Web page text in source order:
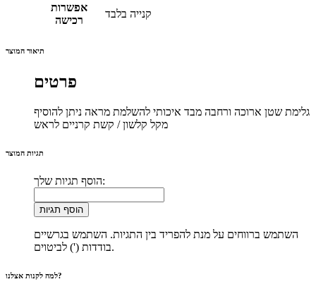
אפשרות
רכישה
קנייה בלבד
תיאור המוצר
פרטים
גלימת שטן ארוכה ורחבה מבד איכותי להשלמת מראה ניתן להוסיף
מקל קלשון / קשת קרניים לראש
תגיות המוצר
הוסף תגיות שלך:
הוסף תגיות
השתמש ברווחים על מנת להפריד בין התגיות. השתמש בגרשיים
בודדות (') לביטוים.
למה לקנות אצלנו?